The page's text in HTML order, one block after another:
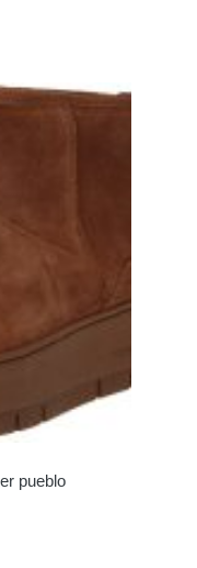
pueblo